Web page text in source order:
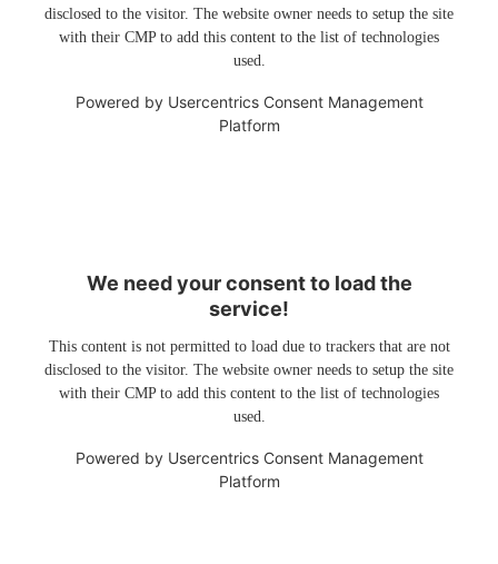
disclosed to the visitor. The website owner needs to setup the site
with their CMP to add this content to the list of technologies
used.
Powered by Usercentrics Consent Management
Platform
We need your consent to load the
service!
This content is not permitted to load due to trackers that are not
disclosed to the visitor. The website owner needs to setup the site
with their CMP to add this content to the list of technologies
used.
Powered by Usercentrics Consent Management
Platform